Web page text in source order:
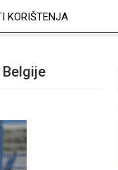
KORIŠTENJA